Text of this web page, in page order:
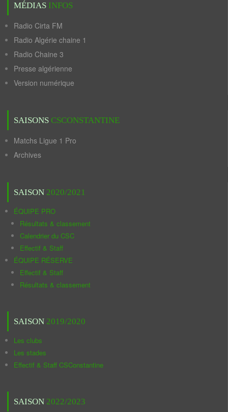
MÉDIAS INFOS
Radio Cirta FM
Radio Algérie chaine 1
Radio Chaine 3
Presse algérienne
Version numérique
SAISONS CSCONSTANTINE
Matchs Ligue 1 Pro
Archives
SAISON 2020/2021
ÉQUIPE PRO
Résultats & classement
Calendrier du CSC
Effectif & Staff
ÉQUIPE RÉSERVE
Effectif & Staff
Résultats & classement
SAISON 2019/2020
Les clubs
Les stades
Effectif & Staff CSConstantine
SAISON 2022/2023